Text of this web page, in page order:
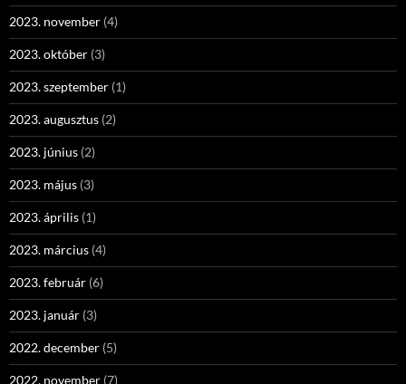
2023. november (4)
2023. október (3)
2023. szeptember (1)
2023. augusztus (2)
2023. június (2)
2023. május (3)
2023. április (1)
2023. március (4)
2023. február (6)
2023. január (3)
2022. december (5)
2022. november (7)